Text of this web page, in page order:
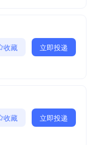
收藏 立即投递
收藏 立即投递